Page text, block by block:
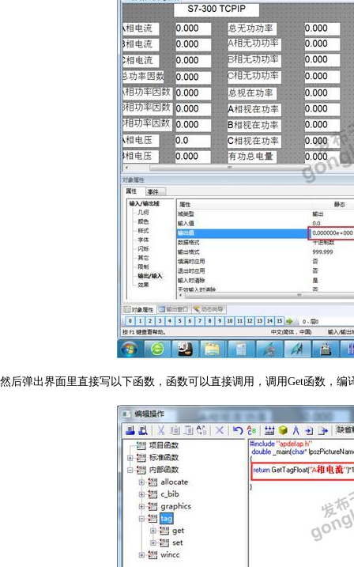
然后弹出界面里直接写以下函数，函数可以直接调用，调用Get函数，编